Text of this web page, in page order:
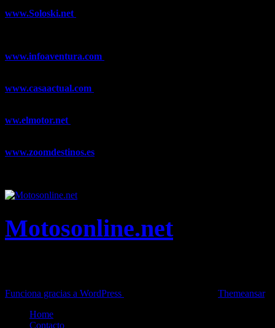
www.Soloski.net
www.infoaventura.com
www.casaactual.com
ww.elmotor.net
www.zoomdestinos.es
Motosonline.net
Funciona gracias a WordPress
Themeansar.
Home
Contacto